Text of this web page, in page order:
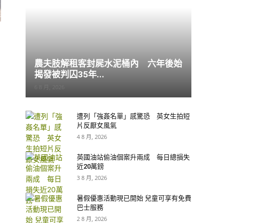
農夫肢解租客封屍水泥桶內 六年後始
揭發被判囚35年...
遭列「強姦名單」感驚恐 英女生拍短
片反厭女風氣
4 8 月, 2026
英國油站偷油個案升兩成 每日總損失
近20萬鎊
3 8 月, 2026
暑假優惠活動現已開始 兒童可享有免費
巴士服務
2 8 月, 2026